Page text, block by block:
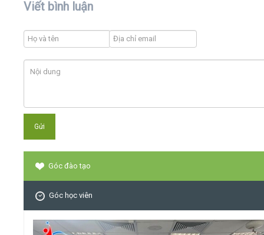
Viết bình luận
Góc đào tạo
Góc học viên